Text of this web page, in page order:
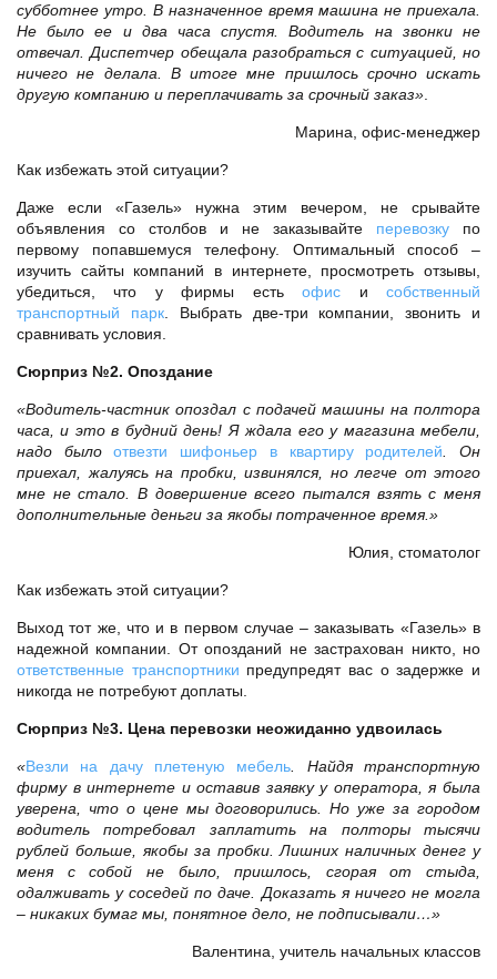
субботнее утро. В назначенное время машина не приехала.
Не было ее и два часа спустя. Водитель на звонки не
отвечал. Диспетчер обещала разобраться с ситуацией, но
ничего не делала. В итоге мне пришлось срочно искать
другую компанию и переплачивать за срочный заказ»
Марина, офис-менеджер
Как избежать этой ситуации?
Даже если «Газель» нужна этим вечером, не срывайте
объявления со столбов и не заказывайте перевозку по
первому попавшемуся телефону. Оптимальный способ –
изучить сайты компаний в интернете, просмотреть отзывы,
убедиться, что у фирмы естьофис исобственный
транспортный парк. Выбрать две-три компании, звонить и
сравнивать условия.
Сюрприз №2. Опоздание
«Водитель-частник опоздал с подачей машины на полтора
часа, и это в будний день! Я ждала его у магазина мебели,
надо былоотвезти шифоньер в квартиру родителей . Он
приехал, жалуясь на пробки, извинялся, но легче от этого
мне не стало. В довершение всего пытался взять с меня
дополнительные деньги за якобы потраченное время.»
Юлия, стоматолог
Как избежать этой ситуации?
Выход тот же, что и в первом случае – заказывать «Газель» в
надежной компании. От опозданий не застрахован никто, но
ответственные транспортники предупредят вас о задержке и
никогда не потребуют доплаты.
Сюрприз №3. Цена перевозки неожиданно удвоилась
«Везли на дачу плетеную мебель . Найдя транспортную
фирму в интернете и оставив заявку у оператора, я была
уверена, что о цене мы договорились. Но уже за городом
водитель потребовал заплатить на полторы тысячи
рублей больше, якобы за пробки. Лишних наличных денег у
меня с собой не было, пришлось, сгорая от стыда,
одалживать у соседей по даче. Доказать я ничего не могла
– никаких бумаг мы, понятное дело, не подписывали…»
Валентина, учитель начальных классов